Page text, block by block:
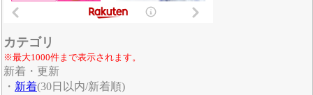
カテゴリ
※最大1000件まで表示されます。
新着・更新
・ 新着(30日以内/新着順)